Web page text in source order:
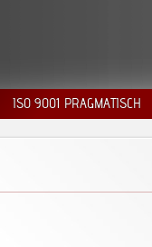
ISO 9001 PRAGMATISCH